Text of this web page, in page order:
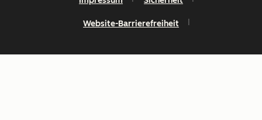
Website-Barrierefreiheit